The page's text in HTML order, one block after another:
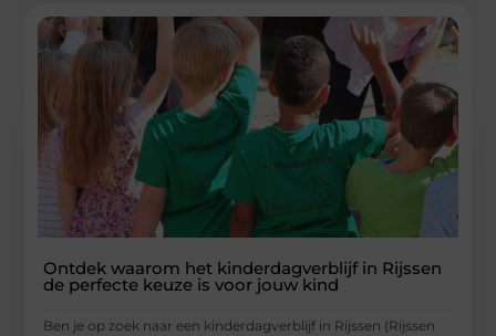
Ontdek waarom het kinderdagverblijf in Rijssen
de perfecte keuze is voor jouw kind
Ben je op zoek naar een kinderdagverblijf in Rijssen (Rijssen